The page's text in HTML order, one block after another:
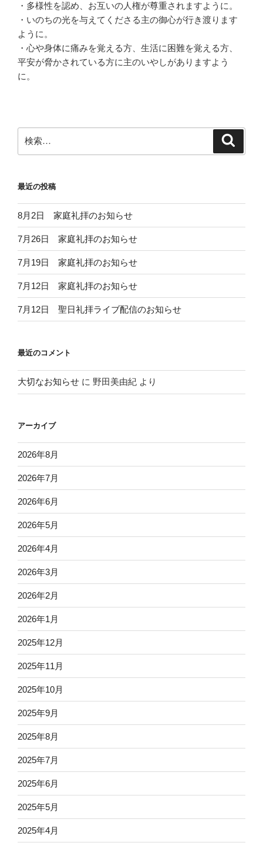
・多様性を認め、お互いの人権が尊重されますように。
・いのちの光を与えてくださる主の御心が行き渡ります
ように。
・心や身体に痛みを覚える方、生活に困難を覚える方、
平安が脅かされている方に主のいやしがありますよう
に。
索:
最近の投稿
8月2日 家庭礼拝のお知らせ
7月26日 家庭礼拝のお知らせ
7月19日 家庭礼拝のお知らせ
7月12日 家庭礼拝のお知らせ
7月12日 聖日礼拝ライブ配信のお知らせ
最近のコメント
大切なお知らせ に 野田美由紀 より
アーカイブ
2026年8月
2026年7月
2026年6月
2026年5月
2026年4月
2026年3月
2026年2月
2026年1月
2025年12月
2025年11月
2025年10月
2025年9月
2025年8月
2025年7月
2025年6月
2025年5月
2025年4月